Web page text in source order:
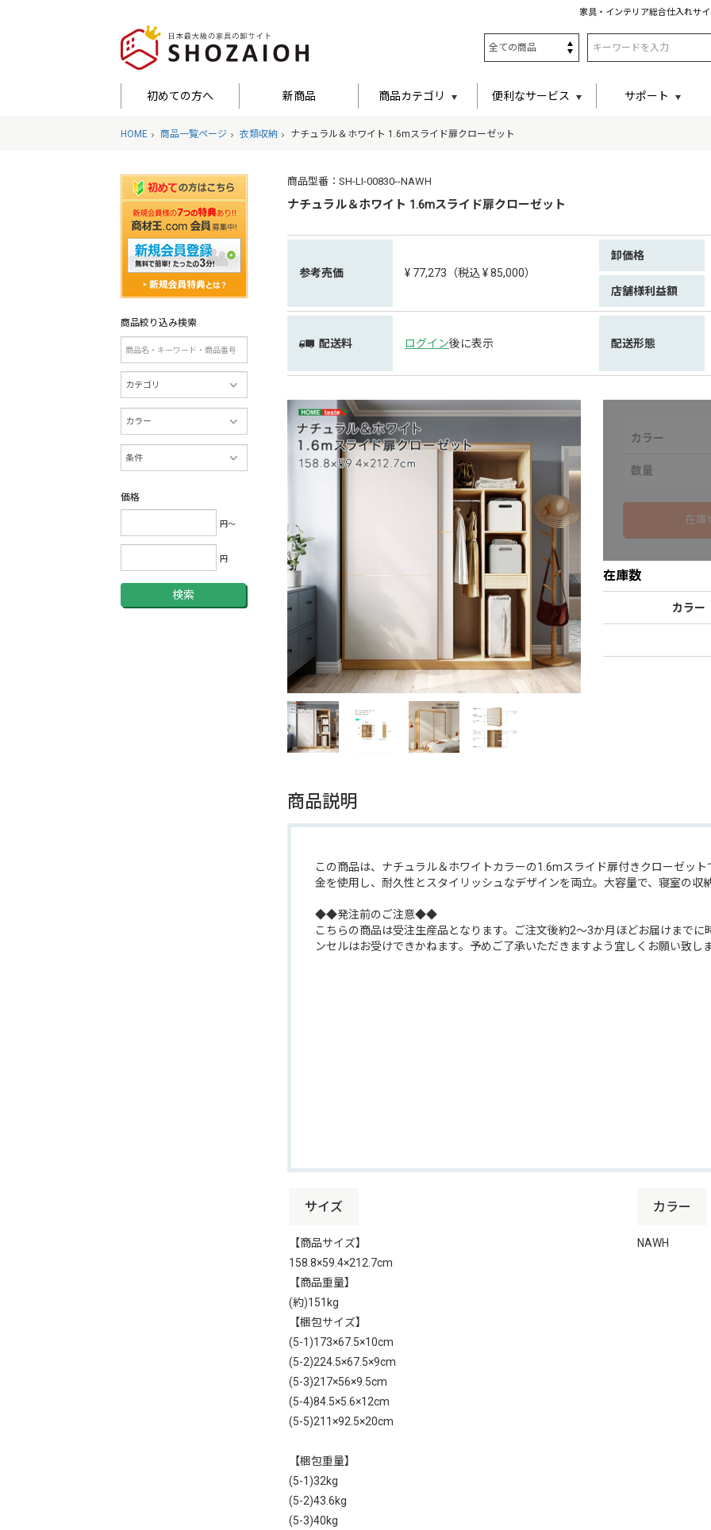
家具・インテリア総合仕入れサ
初めての方へ 新商品 商品カテゴリ 便利なサービス サポート
HOME 商品一覧ページ 衣類収納 ナチュラル＆ホワイト 1.6mスライド扉クローゼット
商品絞り込み検索
価格
円～
円
検索
商品型番：SH-LI-00830--NAWH
ナチュラル＆ホワイト 1.6mスライド扉クローゼット
参考売価 ¥ 77,273（税込 ¥ 85,000）
卸価格
店舗様利益額
配送料 ログイン後に表示 配送形態
カラー
数量
在庫
在庫数
カラー
商品説明
この商品は、ナチュラル＆ホワイトカラーの1.6mスライド扉付きクローゼッ
金を使用し、耐久性とスタイリッシュなデザインを両立。大容量で、寝室の収
◆◆発注前のご注意◆◆
こちらの商品は受注生産品となります。ご注文後約2〜3か月ほどお届けまで
ンセルはお受けできかねます。予めご了承いただきますよう宜しくお願い致し
サイズ
【商品サイズ】
158.8×59.4×212.7cm
【商品重量】
(約)151kg
【梱包サイズ】
(5-1)173×67.5×10cm
(5-2)224.5×67.5×9cm
(5-3)217×56×9.5cm
(5-4)84.5×5.6×12cm
(5-5)211×92.5×20cm
【梱包重量】
(5-1)32kg
(5-2)43.6kg
(5-3)40kg
カラー
NAWH